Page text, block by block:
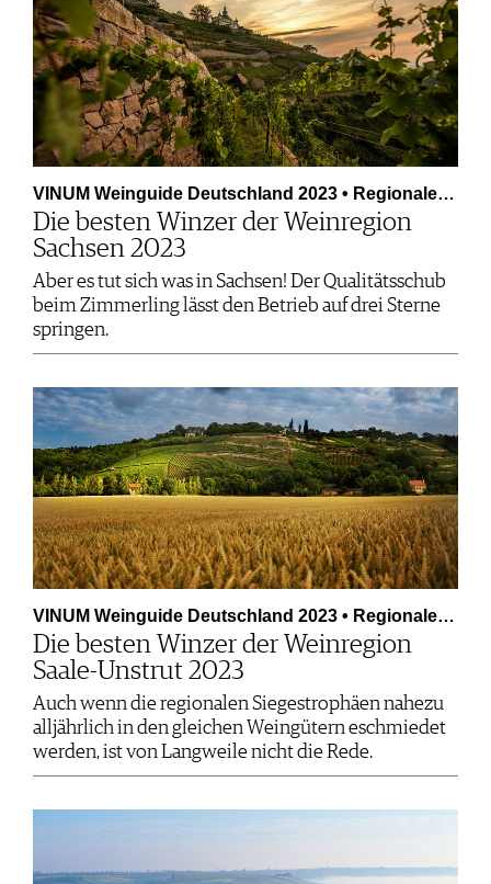
VINUM Weinguide Deutschland 2023 • Regionale…
Die besten Winzer der Weinregion
Sachsen 2023
Aber es tut sich was in Sachsen! Der Qualitätsschub
beim Zimmerling lässt den Betrieb auf drei Sterne
springen.
VINUM Weinguide Deutschland 2023 • Regionale…
Die besten Winzer der Weinregion
Saale-Unstrut 2023
Auch wenn die regionalen Siegestrophäen nahezu
alljährlich in den gleichen Weingütern eschmiedet
werden, ist von Langweile nicht die Rede.